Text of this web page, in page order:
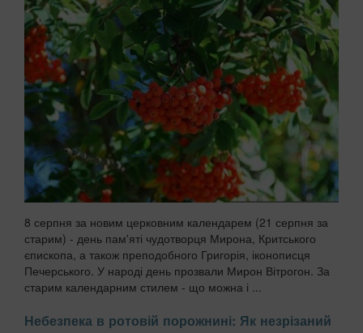
8 серпня за новим церковним календарем (21 серпня за
старим) - день пам'яті чудотворця Мирона, Критського
єпископа, а також преподобного Григорія, іконописця
Печерського. У народі день прозвали Мирон Вітрогон. За
старим календарним стилем - що можна і ...
Небезпека в ротовій порожнині: Як незрізаний